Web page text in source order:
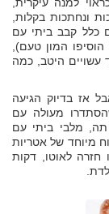
ונחתכות בקלות,
כלל קבב ביתי עם
המון טעם),
עשויים היטב, כמה
אז בדיוק הגיעה
מעולה עם
מלבי ביתי עם
מיוחד של אטריות
חזרה לאוטו, דקות